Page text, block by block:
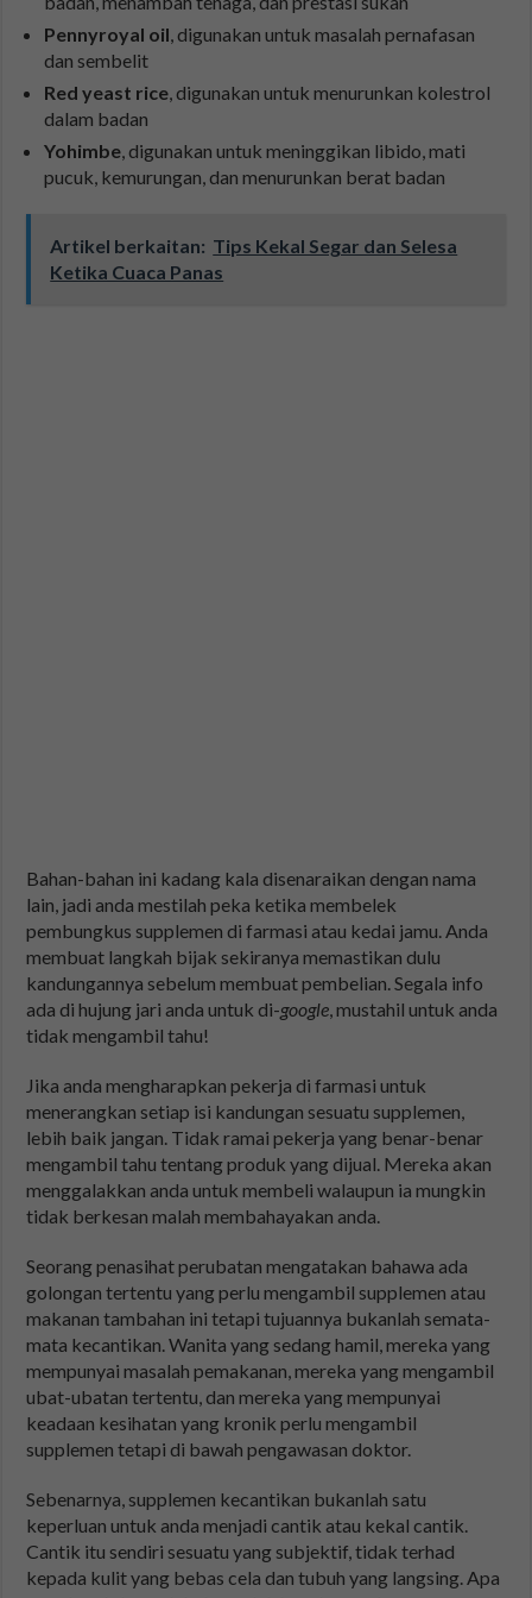
Pennyroyal oil , digunakan untuk masalah pernafasan
dan sembelit
Red yeast rice , digunakan untuk menurunkan kolestrol
dalam badan
Yohimbe , digunakan untuk meninggikan libido, mati
pucuk, kemurungan, dan menurunkan berat badan
Artikel berkaitan: Tips Kekal Segar dan Selesa
Ketika Cuaca Panas
Bahan-bahan ini kadang kala disenaraikan dengan nama
lain, jadi anda mestilah peka ketika membelek
pembungkus supplemen di farmasi atau kedai jamu. Anda
membuat langkah bijak sekiranya memastikan dulu
kandungannya sebelum membuat pembelian. Segala info
ada di hujung jari anda untuk di-google , mustahil untuk anda
tidak mengambil tahu!
Jika anda mengharapkan pekerja di farmasi untuk
menerangkan setiap isi kandungan sesuatu supplemen,
lebih baik jangan. Tidak ramai pekerja yang benar-benar
mengambil tahu tentang produk yang dijual. Mereka akan
menggalakkan anda untuk membeli walaupun ia mungkin
tidak berkesan malah membahayakan anda.
Seorang penasihat perubatan mengatakan bahawa ada
golongan tertentu yang perlu mengambil supplemen atau
makanan tambahan ini tetapi tujuannya bukanlah semata-
mata kecantikan. Wanita yang sedang hamil, mereka yang
mempunyai masalah pemakanan, mereka yang mengambil
ubat-ubatan tertentu, dan mereka yang mempunyai
keadaan kesihatan yang kronik perlu mengambil
supplemen tetapi di bawah pengawasan doktor.
Sebenarnya, supplemen kecantikan bukanlah satu
keperluan untuk anda menjadi cantik atau kekal cantik.
Cantik itu sendiri sesuatu yang subjektif, tidak terhad
kepada kulit yang bebas cela dan tubuh yang langsing. Apa